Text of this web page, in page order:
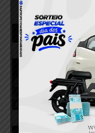
RELACIONADOS
Garimpo Ilegal